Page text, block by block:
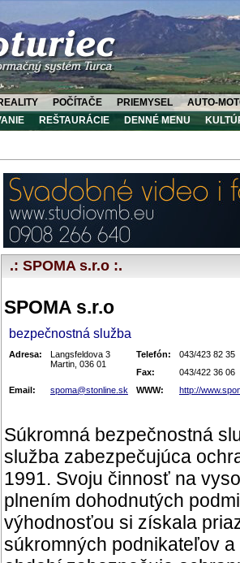
POČÍTAČE PRIEMYSEL
AUTO-
REŠTAURÁCIE DENNÉ MENU
.: SPOMA s.r.o :.
SPOMA s.r.o
bezpečnostná služba
Adresa:
Langsfeldova 3
Martin, 036 01
Telefón:
043/423 82 35
Fax:
043/422 36 06
Email:
spoma@stonline.sk WWW: http://
Súkromná bezpečnostná
služba zabezpečujúca
1991. Svoju činnosť na
plnením dohodnutých
výhodnosťou si získala
súkromných podnikateľov